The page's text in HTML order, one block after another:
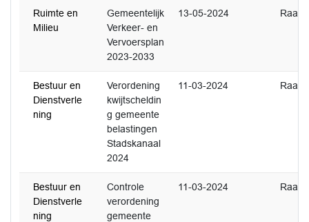
Ruimte en
Milieu
Gemeentelijk
Verkeer- en
Vervoersplan
2023-2033
13-05-2024 Raad
Bestuur en
Dienstverle
ning
Verordening
kwijtscheldin
g gemeente
belastingen
Stadskanaal
2024
11-03-2024 Raad
Bestuur en
Dienstverle
ning
Controle
verordening
gemeente
11-03-2024 Raad